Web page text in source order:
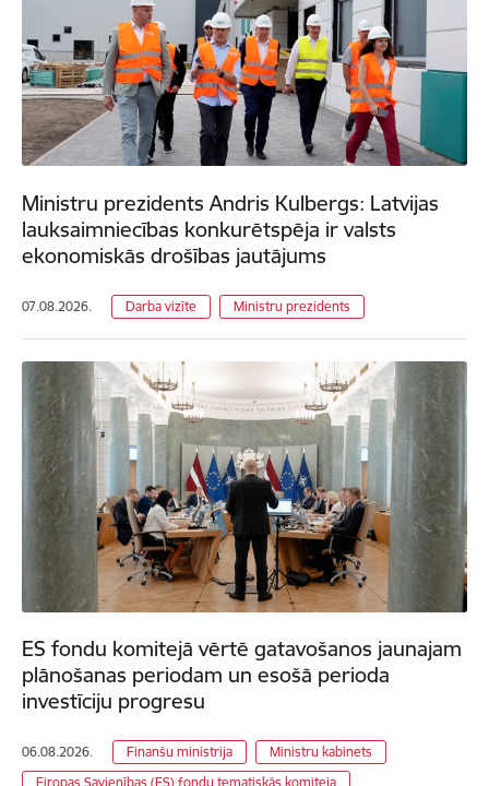
Ministru prezidents Andris Kulbergs: Latvijas
lauksaimniecības konkurētspēja ir valsts
ekonomiskās drošības jautājums
07.08.2026. Darba vizīte Ministru prezidents
ES fondu komitejā vērtē gatavošanos jaunajam
plānošanas periodam un esošā perioda
investīciju progresu
06.08.2026. Finanšu ministrija
Ministru kabinets
Eiropas Savienības (ES) fondu tematiskās komiteja